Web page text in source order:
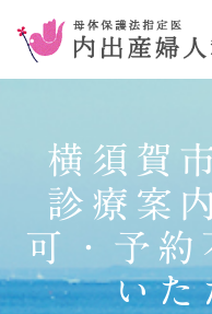
横須賀
診療案
可・予約
いた